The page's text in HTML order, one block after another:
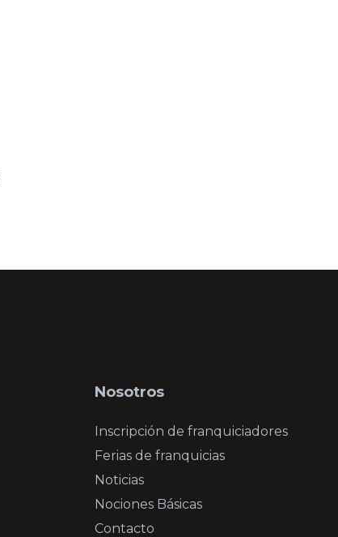
Nosotros
Inscripción de franquiciadores
Ferias de franquicias
Noticias
Nociones Básicas
Contacto